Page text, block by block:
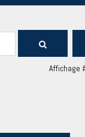
Affichage